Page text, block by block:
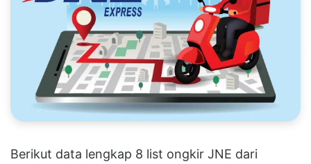
Berikut data lengkap 8 list ongkir JNE dari